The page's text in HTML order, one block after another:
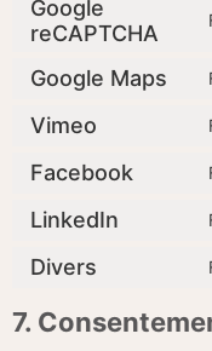
Google
reCAPTCHA
Google Maps
Vimeo
Facebook
LinkedIn
Divers
7.